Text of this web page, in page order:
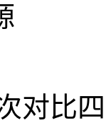
对比